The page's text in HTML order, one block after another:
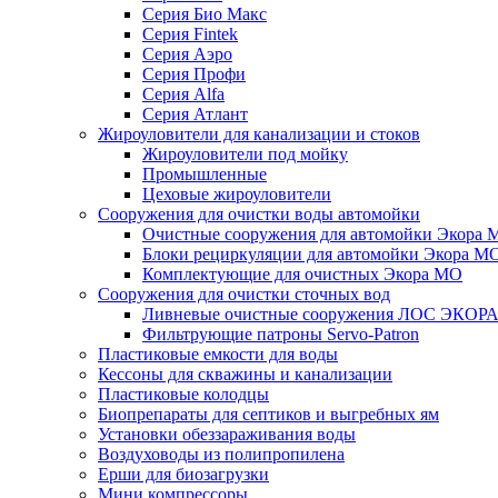
Серия Био Макс
Серия Fintek
Серия Аэро
Серия Профи
Серия Alfa
Серия Атлант
Жироуловители для канализации и стоков
Жироуловители под мойку
Промышленные
Цеховые жироуловители
Сооружения для очистки воды автомойки
Очистные сооружения для автомойки Экора
Блоки рециркуляции для автомойки Экора
Комплектующие для очистных Экора МО
Сооружения для очистки сточных вод
Ливневые очистные сооружения ЛОС ЭКОРА
Фильтрующие патроны Servo-Patron
Пластиковые емкости для воды
Кессоны для скважины и канализации
Пластиковые колодцы
Биопрепараты для септиков и выгребных ям
Установки обеззараживания воды
Воздуховоды из полипропилена
Ерши для биозагрузки
Мини компрессоры